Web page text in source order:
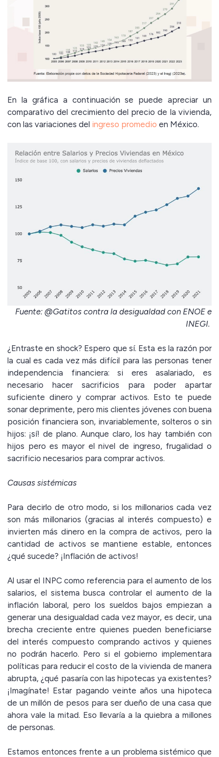
En la gráfica a continuación se puede apreciar un
comparativo del crecimiento del precio de la vivienda,
con las variaciones del ingreso promedio en México.
Fuente: @Gatitos contra la desigualdad con ENOE e
INEGI.
¿Entraste en shock? Espero que sí. Esta es la razón por
la cual es cada vez más difícil para las personas tener
independencia financiera: si eres asalariado, es
necesario hacer sacrificios para poder apartar
suficiente dinero y comprar activos. Esto te puede
sonar deprimente, pero mis clientes jóvenes con buena
posición financiera son, invariablemente, solteros o sin
hijos: ¡sí! de plano. Aunque claro, los hay también con
hijos pero es mayor el nivel de ingreso, frugalidad o
sacrificio necesarios para comprar activos.
Causas sistémicas
Para decirlo de otro modo, si los millonarios cada vez
son más millonarios (gracias al interés compuesto) e
invierten más dinero en la compra de activos, pero la
cantidad de activos se mantiene estable, entonces
¿qué sucede? ¡Inflación de activos!
Al usar el INPC como referencia para el aumento de los
salarios, el sistema busca controlar el aumento de la
inflación laboral, pero los sueldos bajos empiezan a
generar una desigualdad cada vez mayor, es decir, una
brecha creciente entre quienes pueden beneficiarse
del interés compuesto comprando activos y quienes
no podrán hacerlo. Pero si el gobierno implementara
políticas para reducir el costo de la vivienda de manera
abrupta, ¿qué pasaría con las hipotecas ya existentes?
¡Imagínate! Estar pagando veinte años una hipoteca
de un millón de pesos para ser dueño de una casa que
ahora vale la mitad. Eso llevaría a la quiebra a millones
de personas.
Estamos entonces frente a un problema sistémico que